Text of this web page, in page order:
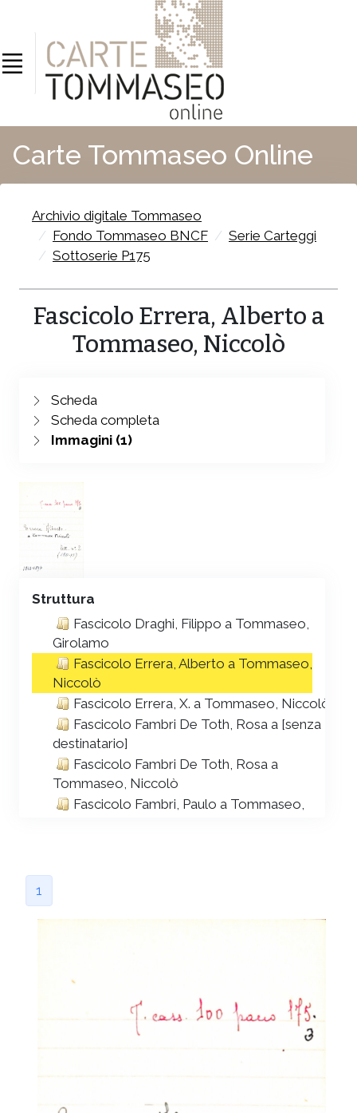
Carte Tommaseo Online
Archivio digitale Tommaseo
Fondo Tommaseo BNCF
Serie Carteggi
Sottoserie P175
Fascicolo Errera, Alberto a
Tommaseo, Niccolò
Scheda
Scheda completa
Immagini (1)
Struttura
Fascicolo Draghi, Filippo a Tommaseo,
Girolamo
Fascicolo Errera, Alberto a Tommaseo,
Niccolò
Fascicolo Errera, X. a Tommaseo, Niccolò
Fascicolo Fambri De Toth, Rosa a [senza
destinatario]
Fascicolo Fambri De Toth, Rosa a
Tommaseo, Niccolò
Fascicolo Fambri, Paulo a Tommaseo,
Tommaseo, Niccolò
Fascicolo Ferrari Bravo, Carlotta a
Tommaseo, Caterina
Fascicolo Ferrari Bravo, Carlotta a
Tommaseo, Niccolò; Tommaseo, Diamante
Fascicolo Ferrari Bravo, Clotilde a
1